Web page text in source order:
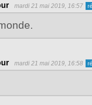
mardi 21 mai 2019, 16:57
mardi 21 mai 2019, 16:58